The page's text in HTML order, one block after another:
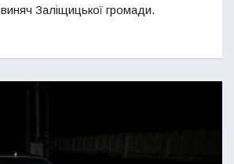
Заліщицької громади.